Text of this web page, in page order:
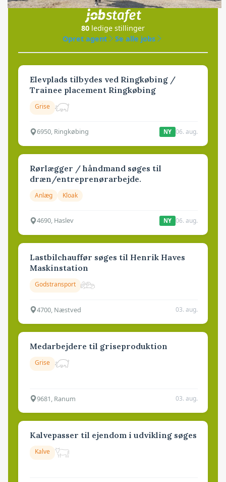
i samarbejde med
80 ledige stillinger
Opret agent
Se alle jobs
Elevplads tilbydes ved Ringkøbing /
Trainee placement Ringkøbing
Grise
6950, Ringkøbing NY 06. aug.
Rørlægger / håndmand søges til
dræn/entreprenørarbejde.
Anlæg Kloak
4690, Haslev NY 06. aug.
Lastbilchauffør søges til Henrik Haves
Maskinstation
Godstransport
4700, Næstved 03. aug.
Medarbejdere til griseproduktion
Grise
9681, Ranum 03. aug.
Kalvepasser til ejendom i udvikling søges
Kalve